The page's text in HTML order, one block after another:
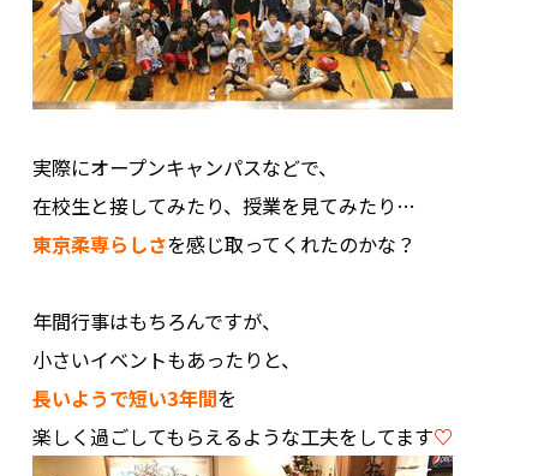
実際にオープンキャンパスなどで、
在校生と接してみたり、授業を見てみたり…
東京柔専らしさを感じ取ってくれたのかな？
年間行事はもちろんですが、
小さいイベントもあったりと、
長いようで短い3年間を
楽しく過ごしてもらえるような工夫をしてます♡